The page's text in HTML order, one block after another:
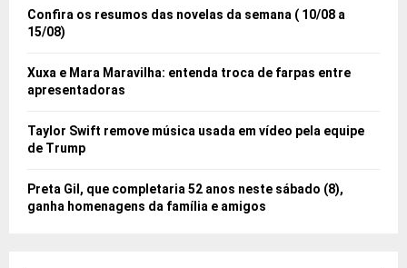
Confira os resumos das novelas da semana ( 10/08 a
15/08)
Xuxa e Mara Maravilha: entenda troca de farpas entre
apresentadoras
Taylor Swift remove música usada em vídeo pela equipe
de Trump
Preta Gil, que completaria 52 anos neste sábado (8),
ganha homenagens da família e amigos